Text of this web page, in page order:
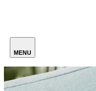
MENU